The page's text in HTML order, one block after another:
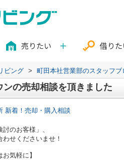
売りたい 借りた
ビング > 町田本社営業部のスタッフブ
ンの売却相談を頂きました
新着！売却・購入相談
のお客様」、
せくださいませ！
お気軽に】